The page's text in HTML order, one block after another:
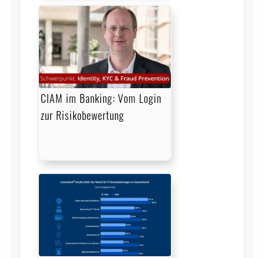
CIAM im Banking: Vom Login
zur Risikobewertung